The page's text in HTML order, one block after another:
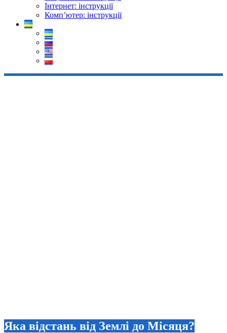
Інтернет: інструкції
Комп’ютер: інструкції
Яка відстань від Землі до Місяця?